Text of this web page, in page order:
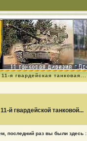
я гвардейская танковая...
й гвардейской танковой...
последний раз вы были здесь :